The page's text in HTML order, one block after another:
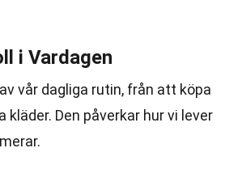
i Vardagen
vår dagliga rutin, från att köpa
Den påverkar hur vi lever